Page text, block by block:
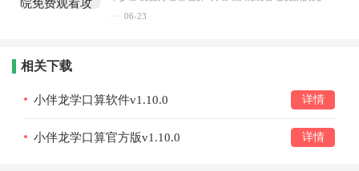
06-23
相关下载
小伴龙学口算软件v1.10.0 详情
小伴龙学口算官方版v1.10.0 详情